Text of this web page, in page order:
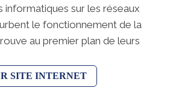
informatiques sur les réseaux
le fonctionnement de la
au premier plan de leurs
SITE INTERNET